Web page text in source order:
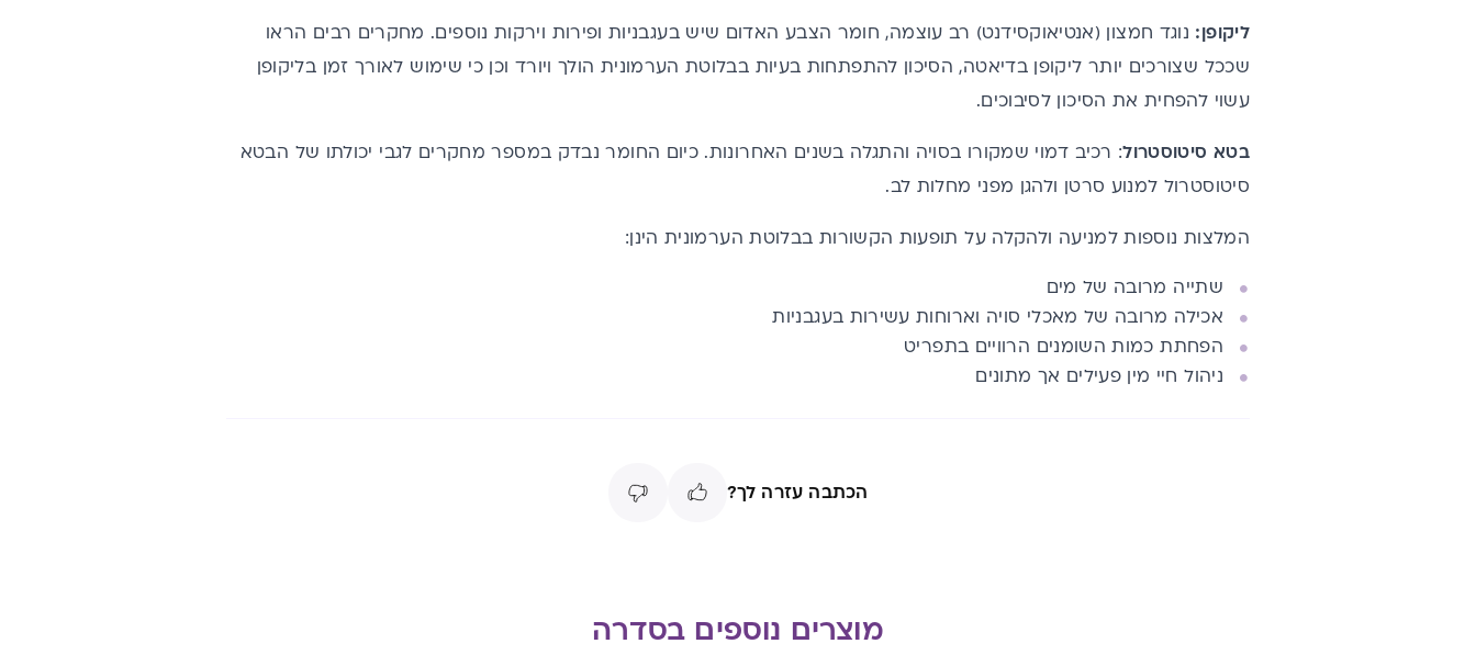
ליקופן: נוגד חמצון (אנטיאוקסידנט) רב עוצמה, חומר הצבע האדום שיש בעגבניות ופירות וירקות נוספים. מחקרים רבים הראו
שככל שצורכים יותר ליקופן בדיאטה, הסיכון להתפתחות בעיות בבלוטת הערמונית הולך ויורד וכן כי שימוש לאורך זמן בליקופן
עשוי להפחית את הסיכון לסיבוכים.
בטא סיטוסטרול: רכיב דמוי שמקורו בסויה והתגלה בשנים האחרונות. כיום החומר נבדק במספר מחקרים לגבי יכולתו של הבטא
סיטוסטרול למנוע סרטן ולהגן מפני מחלות לב.
המלצות נוספות למניעה ולהקלה על תופעות הקשורות בבלוטת הערמונית הינן:
שתייה מרובה של מים
אכילה מרובה של מאכלי סויה וארוחות עשירות בעגבניות
הפחתת כמות השומנים הרוויים בתפריט
ניהול חיי מין פעילים אך מתונים
הכתבה עזרה לך?
מוצרים נוספים בסדרה